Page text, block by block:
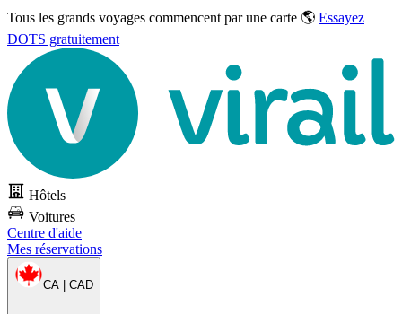
Tous les grands voyages commencent par une carte 🌎 Essayez
DOTS gratuitement
Hôtels
Voitures
Centre d'aide
Mes réservations
CA | CAD